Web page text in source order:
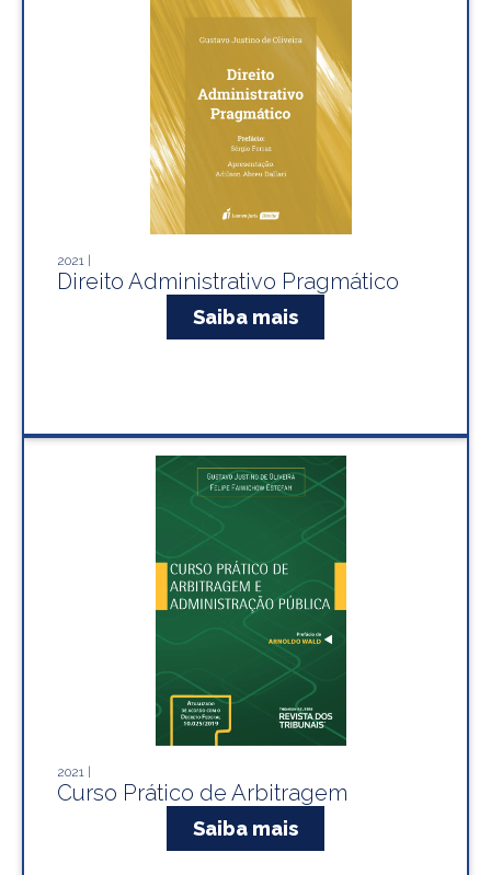
2021 |
Direito Administrativo Pragmático
Saiba mais
2021 |
Curso Prático de Arbitragem
Saiba mais